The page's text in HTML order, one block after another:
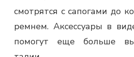
смотрятся с сапогами до
ремнем. Аксессуары в
помогут еще больше